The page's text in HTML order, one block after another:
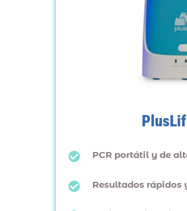
PCR portátil y de
Resultados rápidos